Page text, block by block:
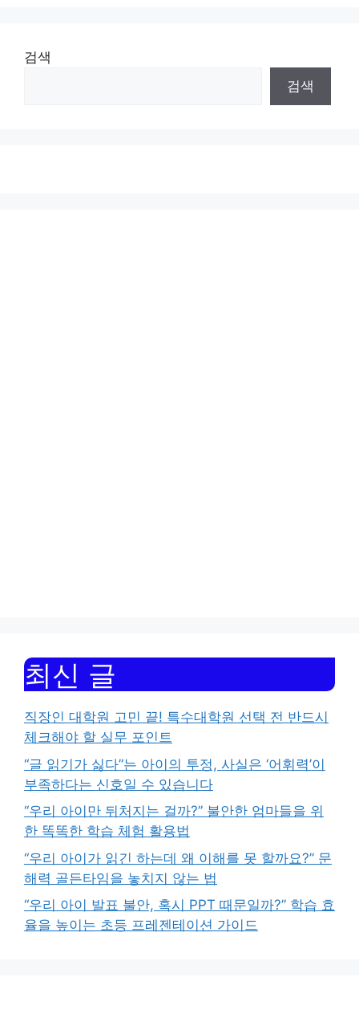
검색
검색
최신 글
직장인 대학원 고민 끝! 특수대학원 선택 전 반드시
체크해야 할 실무 포인트
“글 읽기가 싫다”는 아이의 투정, 사실은 ‘어휘력’이
부족하다는 신호일 수 있습니다
“우리 아이만 뒤처지는 걸까?” 불안한 엄마들을 위
한 똑똑한 학습 체험 활용법
“우리 아이가 읽긴 하는데 왜 이해를 못 할까요?” 문
해력 골든타임을 놓치지 않는 법
“우리 아이 발표 불안, 혹시 PPT 때문일까?” 학습 효
율을 높이는 초등 프레젠테이션 가이드